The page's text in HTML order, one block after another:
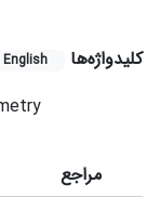
کلیدواژه‌ها English
مراجع